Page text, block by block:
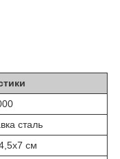
сталь
см